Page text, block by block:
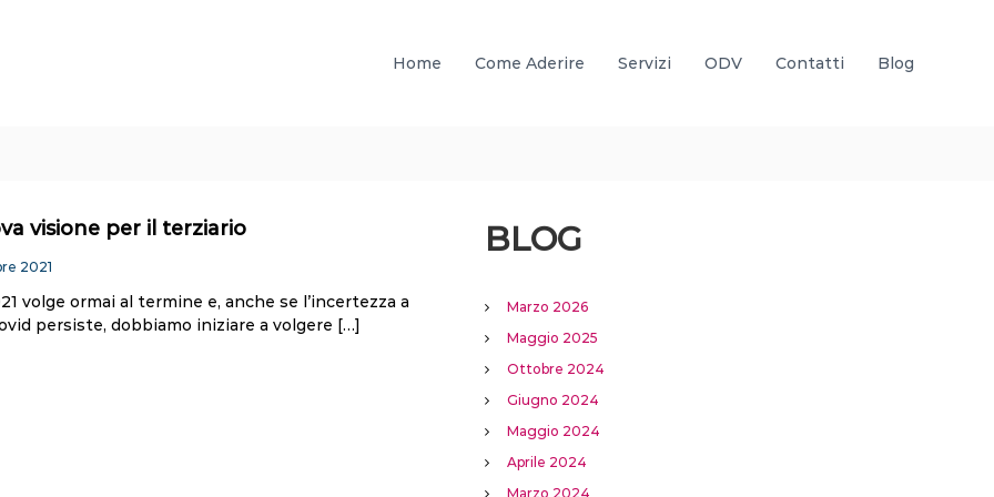
Home Come Aderire Servizi ODV Contatti Blog
visione per il terziario
2021
volge ormai al termine e, anche se l’incertezza a
persiste, dobbiamo iniziare a volgere […]
BLOG
Marzo 2026
Maggio 2025
Ottobre 2024
Giugno 2024
Maggio 2024
Aprile 2024
Marzo 2024